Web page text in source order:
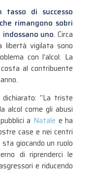
di successo
rimangono sobri
uno. Circa
libertà vigilata sono
con l’alcol. La
al contribuente
“La triste
alcol come gli abusi
a Natale e ha
case e nei centri
giocando un ruolo
di riprenderci le
e riducendo